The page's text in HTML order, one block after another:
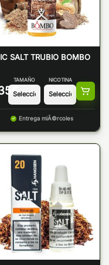
SALT TRUBIO BOMBO
€
TAMAÑO NICOTINA
Entrega miÃ©rcoles